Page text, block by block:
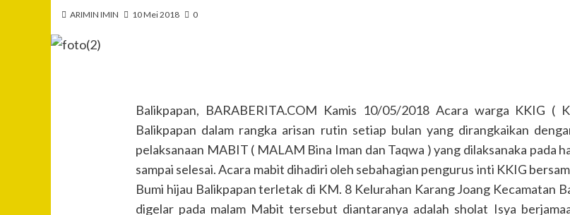
ARIMIN IMIN 10 Mei 2018 0
Balikpapan, BARABERITA.COM Kamis 10/05/2018 Acara warga KKIG (
Balikpapan dalam rangka arisan rutin setiap bulan yang dirangkaikan
pelaksanaan MABIT ( MALAM Bina Iman dan Taqwa ) yang dilaksanaka pada
sampai selesai. Acara mabit dihadiri oleh sebahagian pengurus inti KKIG
Bumi hijau Balikpapan terletak di KM. 8 Kelurahan Karang Joang Kecamatan
digelar pada malam Mabit tersebut diantaranya adalah sholat Isya